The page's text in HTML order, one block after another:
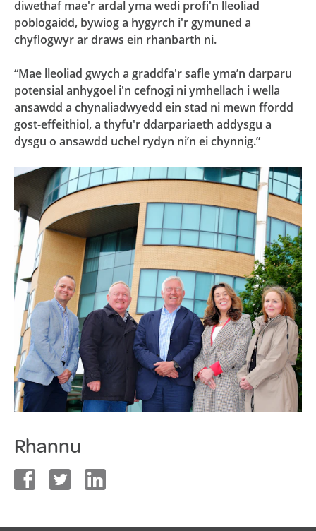
diwethaf mae'r ardal yma wedi profi'n lleoliad
poblogaidd, bywiog a hygyrch i'r gymuned a
chyflogwyr ar draws ein rhanbarth ni.
“Mae lleoliad gwych a graddfa'r safle yma’n darparu
potensial anhygoel i'n cefnogi ni ymhellach i wella
ansawdd a chynaliadwyedd ein stad ni mewn ffordd
gost-effeithiol, a thyfu'r ddarpariaeth addysgu a
dysgu o ansawdd uchel rydyn ni’n ei chynnig.”
Rhannu